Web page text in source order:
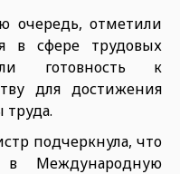
очередь, отметили
в сфере трудовых
готовность к
для достижения
труда.
подчеркнула, что
Международную